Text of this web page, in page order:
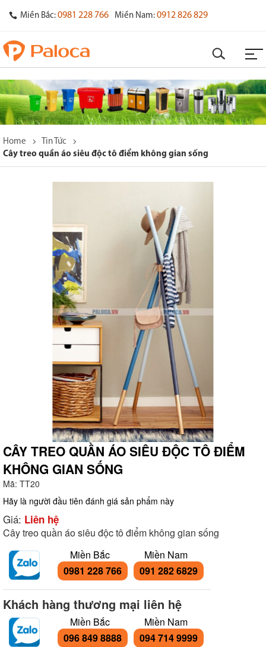
Miền Bắc: 0981 228 766 Miền Nam: 0912 826 829
Home
Tin Tức
Cây treo quần áo siêu độc tô điểm không gian sống
CÂY TREO QUẦN ÁO SIÊU ĐỘC TÔ ĐIỂM
KHÔNG GIAN SỐNG
Mã: TT20
Hãy là người đầu tiên đánh giá sản phẩm này
Giá: Liên hệ
Cây treo quần áo siêu độc tô điểm không gian sống
Miền Bắc
0981 228 766
Miền Nam
091 282 6829
Khách hàng thương mại liên hệ
Miền Bắc
096 849 8888
Miền Nam
094 714 9999